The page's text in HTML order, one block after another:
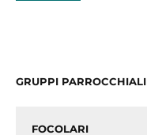
o
GRUPPI PARROCCHIALI
FOCOLARI